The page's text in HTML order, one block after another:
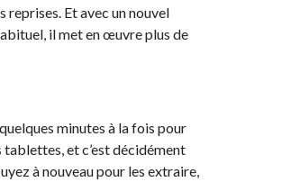
reprises. Et avec un nouvel
il met en œuvre plus de
minutes à la fois pour
tablettes, et c’est décidément
à nouveau pour les extraire,